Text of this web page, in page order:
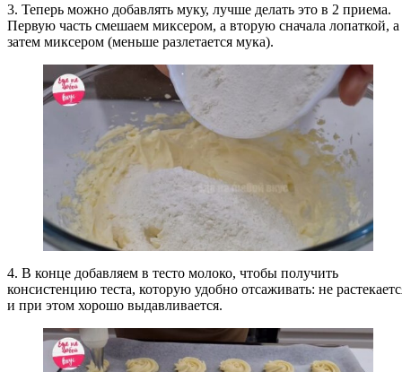
3. Теперь можно добавлять муку, лучше делать это в 2 приема.
Первую часть смешаем миксером, а вторую сначала лопаткой, а
затем миксером (меньше разлетается мука).
4. В конце добавляем в тесто молоко, чтобы получить
консистенцию теста, которую удобно отсаживать: не
и при этом хорошо выдавливается.